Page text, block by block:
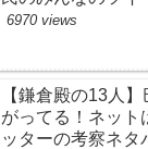
て…【ザファース
6970 views
【鎌倉殿の13人
がってる！ネット
ッターの考察ネタ